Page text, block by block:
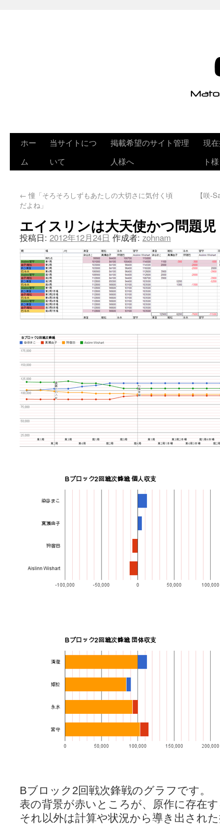
ホー
ム
当サイトにつ
いて
掲載希望のサイト管理
人様へ
現
ト様
←憧「そろそろしずもあたしの大切さに気付く頃
だよね」
【咲-
エイスリンは大天使かつ問題児
投稿日: 2012年12月24日 作成者: zohnam
Bブロック2回戦次鋒戦のグラフです。
表の背景が赤いところが、原作に存在
それ以外は計算や状況から導き出され